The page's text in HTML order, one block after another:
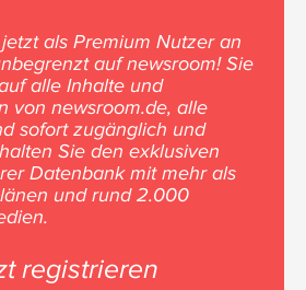
als Premium Nutzer an
auf newsroom! Sie
alle Inhalte und
von newsroom.de, alle
sofort zugänglich und
Sie den exklusiven
Datenbank mit mehr als
und rund 2.000
registrieren